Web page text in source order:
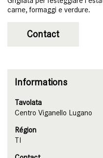
carne, formaggi e verdure.
Contact
Informations
Tavolata
Centro Viganello Lugano
Région
TI